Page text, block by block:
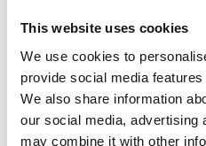
This website uses cookies
We use cookies to
provide social media
We also share information
our social media, advertising
may combine it with other
Leveringstid er 5-6 dag(e)
Model/varenr.: 6CB155120000
1.615,35 DKK